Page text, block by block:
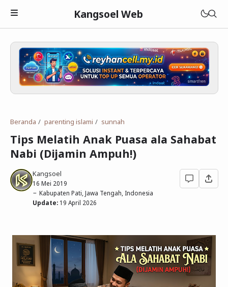
Kangsoel Web
Islam
Fiqih
Adab dan Akhlak
Sejarah Islam
Sains Islam
Sunnah
Android
Aplikasi Android
Komputer
Linux
Open Source
Blogging
WordPress
Hosting dan Domain
Scripting
Download
Murottal
Lain-lain
Tips dan Trik
Pengetahuan
Beranda parenting islami sunnah
Tips Melatih Anak Puasa ala Sahabat
Nabi (Dijamin Ampuh!)
Kangsoel
16 Mei 2019
Kabupaten Pati, Jawa Tengah, Indonesia
Update: 19 April 2026